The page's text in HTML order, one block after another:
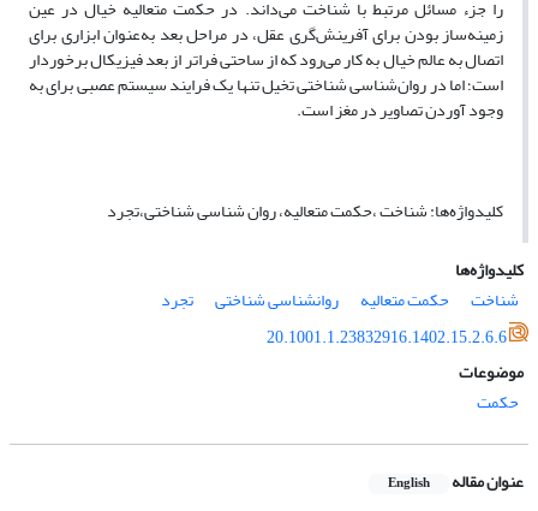
را جزء مسائل مرتبط با شناخت می‌داند. در حکمت متعالیه خیال در عین
زمینه‌ساز بودن برای آفرینش‌گری عقل، در مراحل بعد به‌عنوان ابزاری برای
اتصال به عالم خیال به کار می‌رود که از ساحتی فراتر از بعد فیزیکال برخوردار
است؛ اما در روان‌شناسی شناختی تخیل تنها یک فرایند سیستم عصبی برای به
وجود آوردن تصاویر در مغز است.
کلیدواژه‌ها: شناخت ،حکمت متعالیه، روان شناسی شناختی،تجرد
کلیدواژه‌ها
شناخت
حکمت متعالیه روانشناسی شناختی
تجرد
20.1001.1.23832916.1402.15.2.6.6
موضوعات
حکمت
عنوان مقاله English